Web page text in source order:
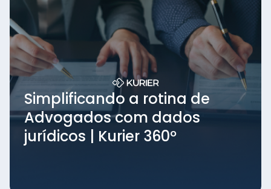
Simplificando a rotina de
Advogados com dados
jurídicos | Kurier 360º